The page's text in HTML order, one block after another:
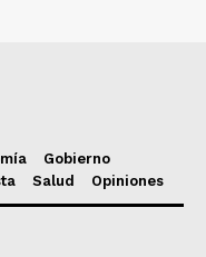
Gobierno
Salud Opiniones